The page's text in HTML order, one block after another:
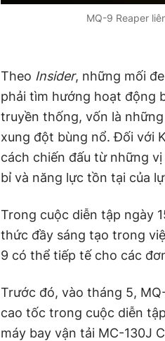
MQ-9 Reaper
Theo Insider, những mối
phải tìm hướng hoạt động
truyền thống, vốn là
xung đột bùng nổ. Đối với
cách chiến đấu từ những
bỉ và năng lực tồn tại của
Trong cuộc diễn tập ngày
thức đầy sáng tạo trong
9 có thể tiếp tế cho các
Trước đó, vào tháng 5,
cao tốc trong cuộc diễn
máy bay vận tải MC-130J